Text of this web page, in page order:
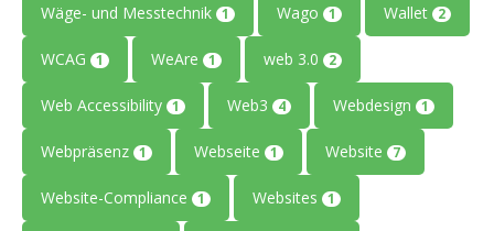
Wäge- und Messtechnik 1 Wago 1 Wallet 2
WCAG 1 WeAre 1 web 3.0 2
Web Accessibility 1 Web3 4 Webdesign 1
Webpräsenz 1 Webseite 1 Website 7
Website-Compliance 1 Websites 1